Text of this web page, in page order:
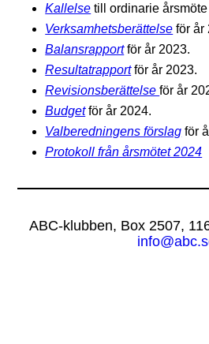
Kallelse till ordinarie
Verksamhetsberättelse för år
Balansrapportför år 2023.
Resultatrapportför år 2023.
Revisionsberättelseför år
Budgetför år 2024.
Valberedningens förslag för
Protokoll från årsmötet 2024
ABC-klubben, Box 2507,